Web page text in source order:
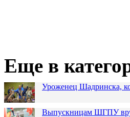
Еще в
Уроженец Шадринска,
Выпускницам ШГПУ